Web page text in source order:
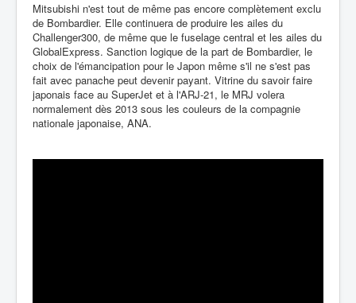
Mitsubishi n'est tout de même pas encore complètement exclu
de Bombardier. Elle continuera de produire les ailes du
Challenger300, de même que le fuselage central et les ailes du
GlobalExpress. Sanction logique de la part de Bombardier, le
choix de l'émancipation pour le Japon même s'il ne s'est pas
fait avec panache peut devenir payant. Vitrine du savoir faire
japonais face au SuperJet et à l'ARJ-21, le MRJ volera
normalement dès 2013 sous les couleurs de la compagnie
nationale japonaise, ANA.